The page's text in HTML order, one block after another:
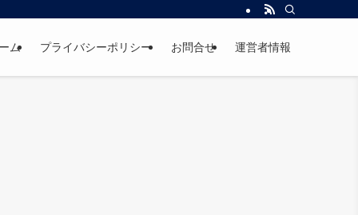
ム プライバシーポリシー お問合せ 運営者情報